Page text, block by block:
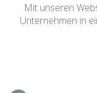
Mit unseren
Unternehmen in